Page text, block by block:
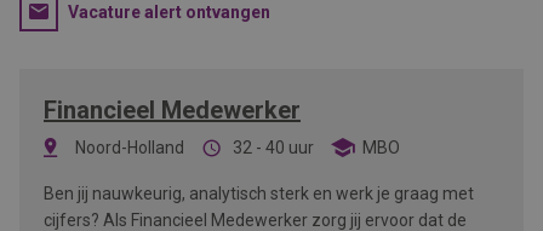
Vacature alert ontvangen
Financieel Medewerker
Noord-Holland 32 - 40 uur MBO
Ben jij nauwkeurig, analytisch sterk en werk je graag met
cijfers? Als Financieel Medewerker zorg jij ervoor dat de